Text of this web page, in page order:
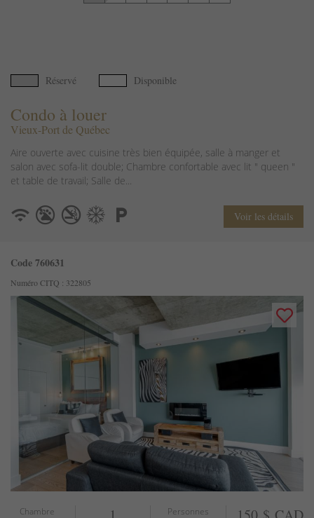
Réservé Disponible
Condo à louer
Vieux-Port de Québec
Aire ouverte avec cuisine très bien équipée, salle à manger et
salon avec sofa-lit double; Chambre confortable avec lit " queen "
et table de travail; Salle de...
Voir les détails
Code 760631
Numéro CITQ : 322805
Chambre Personnes